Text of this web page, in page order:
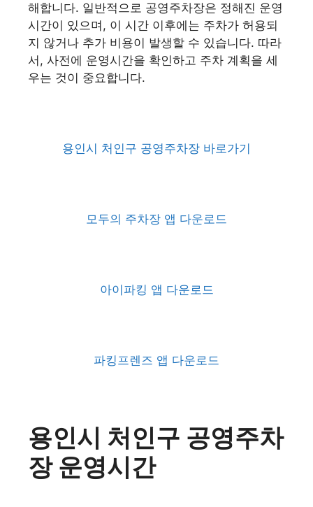
해합니다. 일반적으로 공영주차장은 정해진 운영
시간이 있으며, 이 시간 이후에는 주차가 허용되
지 않거나 추가 비용이 발생할 수 있습니다. 따라
서, 사전에 운영시간을 확인하고 주차 계획을 세
우는 것이 중요합니다.
용인시 처인구 공영주차장 바로가기
모두의 주차장 앱 다운로드
아이파킹 앱 다운로드
파킹프렌즈 앱 다운로드
용인시 처인구 공영주차
장 운영시간